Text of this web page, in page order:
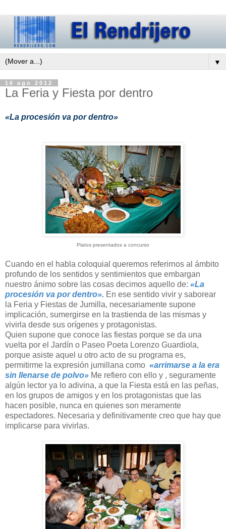
▼
16 ago 2012
La Feria y Fiesta por dentro
«La procesión va por dentro»
Platos presentados a concurso
Cuando en el habla coloquial queremos referirnos al ámbito
profundo de los sentidos y sentimientos que embargan
nuestro ánimo sobre las cosas decimos aquello de: «La
procesión va por dentro». En ese sentido vivir y saborear
la Feria y Fiestas de Jumilla, necesariamente supone
implicación, sumergirse en la trastienda de las mismas y
vivirla desde sus orígenes y protagonistas.
Quien supone que conoce las fiestas porque se da una
vuelta por el Jardín o Paseo Poeta Lorenzo Guardiola,
porque asiste aquel u otro acto de su programa es,
permitirme la expresión jumillana como «arrimarse a la era
sin llenarse de polvo» Me refiero con ello y , seguramente
algún lector ya lo adivina, a que la Fiesta está en las peñas,
en los grupos de amigos y en los protagonistas que las
hacen posible, nunca en quienes son meramente
espectadores. Necesaria y definitivamente creo que hay que
implicarse para vivirlas.